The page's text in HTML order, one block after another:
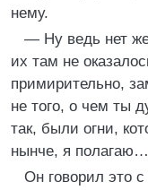
нему.
— Ну ведь нет
их там не
примирительно,
не того, о чем ты
так, были огни,
нынче, я полагаю…
Он говорил это